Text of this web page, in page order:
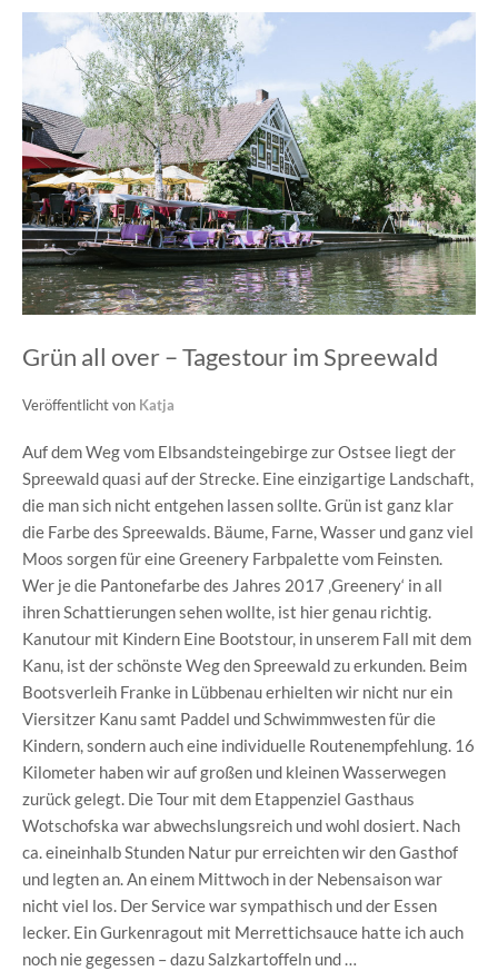
Grün all over – Tagestour im Spreewald
Veröffentlicht von Katja
Auf dem Weg vom Elbsandsteingebirge zur Ostsee liegt der
Spreewald quasi auf der Strecke. Eine einzigartige Landschaft,
die man sich nicht entgehen lassen sollte. Grün ist ganz klar
die Farbe des Spreewalds. Bäume, Farne, Wasser und ganz viel
Moos sorgen für eine Greenery Farbpalette vom Feinsten.
Wer je die Pantonefarbe des Jahres 2017 ‚Greenery‘ in all
ihren Schattierungen sehen wollte, ist hier genau richtig.
Kanutour mit Kindern Eine Bootstour, in unserem Fall mit dem
Kanu, ist der schönste Weg den Spreewald zu erkunden. Beim
Bootsverleih Franke in Lübbenau erhielten wir nicht nur ein
Viersitzer Kanu samt Paddel und Schwimmwesten für die
Kindern, sondern auch eine individuelle Routenempfehlung. 16
Kilometer haben wir auf großen und kleinen Wasserwegen
zurück gelegt. Die Tour mit dem Etappenziel Gasthaus
Wotschofska war abwechslungsreich und wohl dosiert. Nach
ca. eineinhalb Stunden Natur pur erreichten wir den Gasthof
und legten an. An einem Mittwoch in der Nebensaison war
nicht viel los. Der Service war sympathisch und der Essen
lecker. Ein Gurkenragout mit Merrettichsauce hatte ich auch
noch nie gegessen – dazu Salzkartoffeln und …